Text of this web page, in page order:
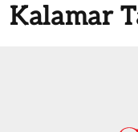
Kalamar